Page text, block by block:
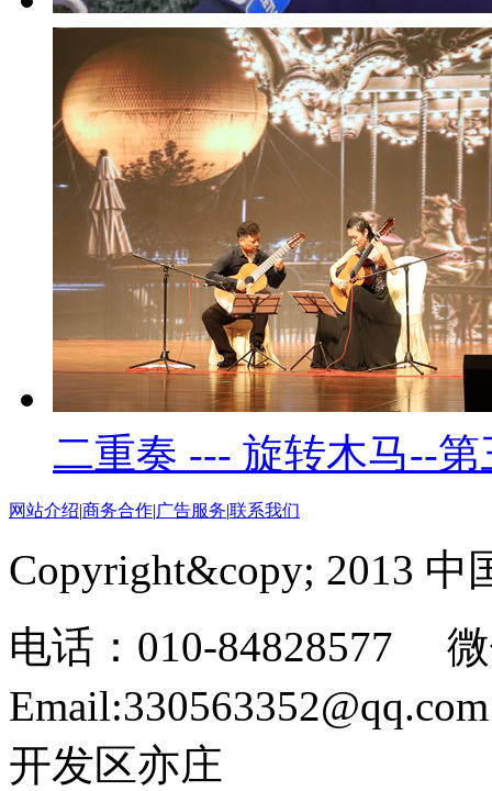
二重奏 --- 旋转木马--第
网站介绍|商务合作|广告服务|联系我们
Copyright&copy; 2013 中
电话：010-84828577
开发区亦庄